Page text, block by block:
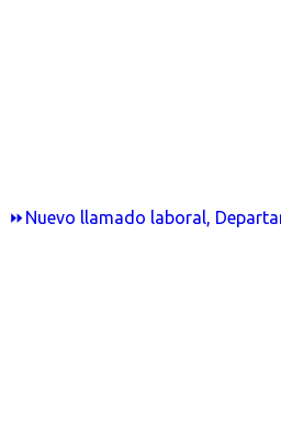
⏩Nuevo llamado laboral,